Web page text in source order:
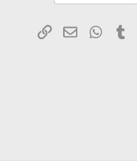
Pinterest
Tumblr
WhatsApp
البريد